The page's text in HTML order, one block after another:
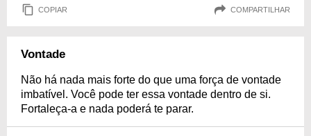
COPIAR COMPARTILHAR
Vontade
Não há nada mais forte do que uma força de vontade
imbatível. Você pode ter essa vontade dentro de si.
Fortaleça-a e nada poderá te parar.